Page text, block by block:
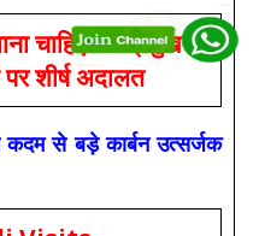
चाहिए" :- प्रमुख
शीर्ष अदालत
कदम से बड़े कार्बन उत्सर्जक